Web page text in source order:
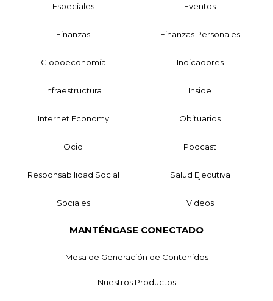
Especiales Eventos
Finanzas Finanzas Personales
Globoeconomía Indicadores
Infraestructura Inside
Internet Economy Obituarios
Ocio Podcast
Responsabilidad Social Salud Ejecutiva
Sociales Videos
MANTÉNGASE CONECTADO
Mesa de Generación de Contenidos
Nuestros Productos